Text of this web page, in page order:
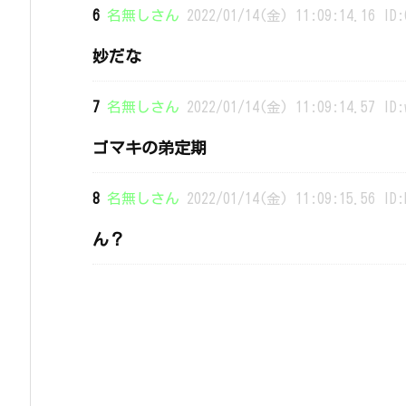
6 名無しさん 2022/01/14(金) 11:09:14.16
妙だな
7 名無しさん 2022/01/14(金) 11:09:14.57
ゴマキの弟定期
8 名無しさん 2022/01/14(金) 11:09:15.56
ん？